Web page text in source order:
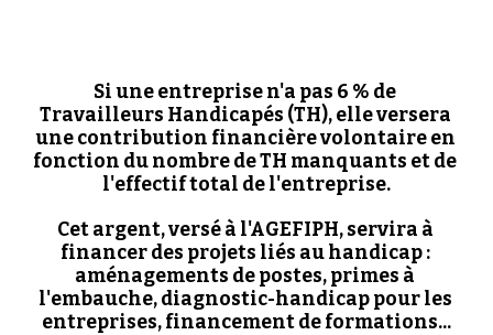
Si une entreprise n'a pas 6 % de
Travailleurs Handicapés (TH), elle versera
une contribution financière volontaire en
fonction du nombre de TH manquants et de
l'effectif total de l'entreprise.
Cet argent, versé à l'AGEFIPH, servira à
financer des projets liés au handicap :
aménagements de postes, primes à
l'embauche, diagnostic-handicap pour les
entreprises, financement de formations...